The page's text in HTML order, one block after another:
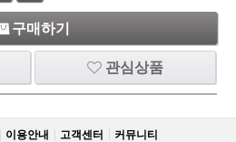
구매하기
관심상품
이용안내 고객센터 커뮤니티